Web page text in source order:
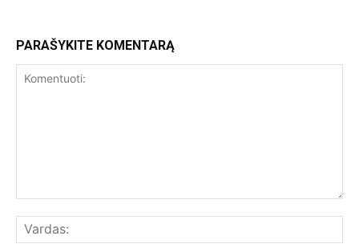
PARAŠYKITE KOMENTARĄ